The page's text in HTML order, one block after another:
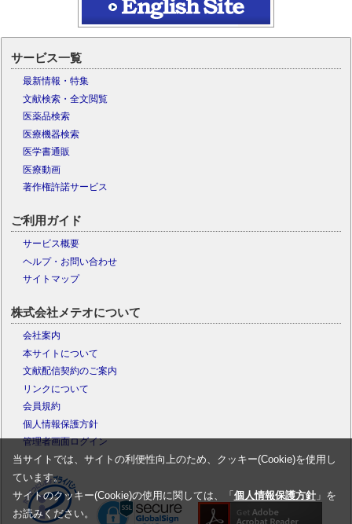
サービス一覧
最新情報・特集
文献検索・全文閲覧
医薬品検索
医療機器検索
医学書通販
医療動画
著作権許諾サービス
ご利用ガイド
サービス概要
ヘルプ・お問い合わせ
サイトマップ
株式会社メテオについて
会社案内
本サイトについて
文献配信契約のご案内
リンクについて
会員規約
個人情報保護方針
管理者画面ログイン
当サイトでは、サイトの利便性向上のため、クッキー(Cookie)を使用し
ています。
サイトのクッキー(Cookie)の使用に関しては、「 個人情報保護方針」を
お読みください。